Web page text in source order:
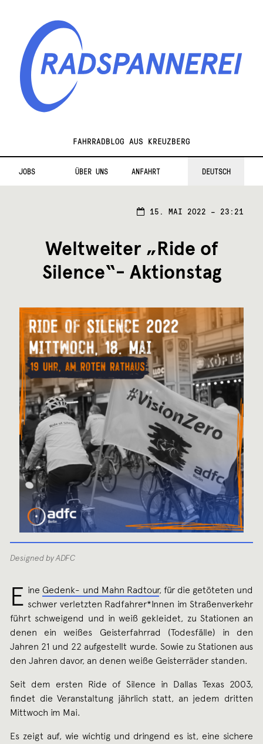
RadspannereiFAHRRADBLOG AUS KREUZBERG
JOBS ÜBER UNS ANFAHRT DEUTSCH
15. MAI 2022 – 23:21
Weltweiter „Ride of
Silence“- Aktionstag
Designed by ADFC
E ine Gedenk- und Mahn Radtour, für die getöteten und
schwer verletzten Radfahrer*Innen im Straßenverkehr
führt schweigend und in weiß gekleidet, zu Stationen an
denen ein weißes Geisterfahrrad (Todesfälle) in den
Jahren 21 und 22 aufgestellt wurde. Sowie zu Stationen aus
den Jahren davor, an denen weiße Geisterräder standen.
Seit dem ersten Ride of Silence in Dallas Texas 2003,
findet die Veranstaltung jährlich statt, an jedem dritten
Mittwoch im Mai.
Es zeigt auf, wie wichtig und dringend es ist, eine sichere